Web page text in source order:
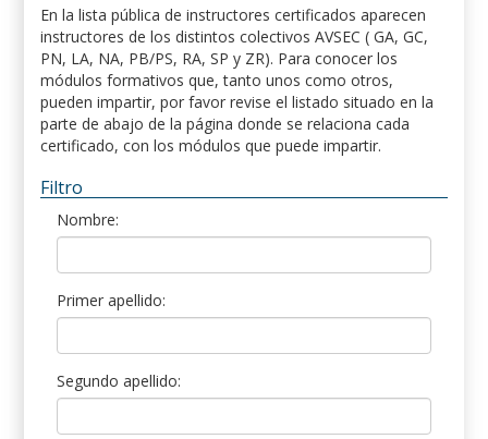
En la lista pública de instructores certificados aparecen
instructores de los distintos colectivos AVSEC ( GA, GC,
PN, LA, NA, PB/PS, RA, SP y ZR). Para conocer los
módulos formativos que, tanto unos como otros,
pueden impartir, por favor revise el listado situado en la
parte de abajo de la página donde se relaciona cada
certificado, con los módulos que puede impartir.
Filtro
Nombre:
Primer apellido:
Segundo apellido: